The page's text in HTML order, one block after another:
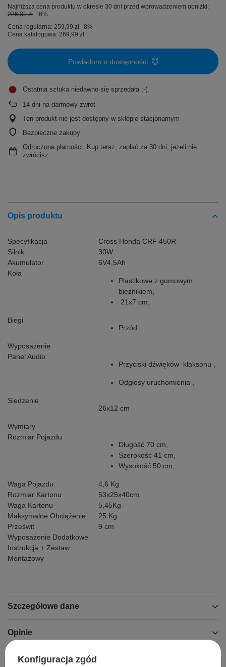
Najniższa cena produktu w okresie 30 dni przed wprowadzeniem obniżki:
226,31 zł +6%
Cena regularna: 259,99 zł -8%
Cena katalogowa: 269,99 zł
Powiadom o dostępności
Ostatnia sztuka niedawno się sprzedała ;-(
14 dni na darmowy zwrot
Ten produkt nie jest dostępny w sklepie stacjonarnym
Bezpieczne zakupy
Odroczone płatności. Kup teraz, zapłać za 30 dni, jeżeli nie
zwrócisz
Opis produktu
Specyfikacja
Cross Honda CRF 450R
Silnik
30W
Akumulator
6V4,5Ah
Koła
Plastikowe z gumowym
bieżnikiem,
21x7 cm,
Biegi
Przód
Wyposażenie
Panel Audio
Przyciski dźwięków klaksonu ,
Odgłosy uruchomienia ,
Siedzenie
26x12 cm
Wymiary
Rozmiar Pojazdu
Długość 70 cm,
Szerokość 41 cm,
Wysokość 50 cm,
Waga Pojazdu
4,6 Kg
Rozmiar Kartonu
53x25x40cm
Waga Kartonu
5,45Kg
Maksymalne Obciążenie
25 Kg
Prześwit
9 cm
Wyposażenie Dodatkowe
Instrukcja + Zestaw
Montażowy
Szczegółowe dane
Opinie
Konfiguracja zgód